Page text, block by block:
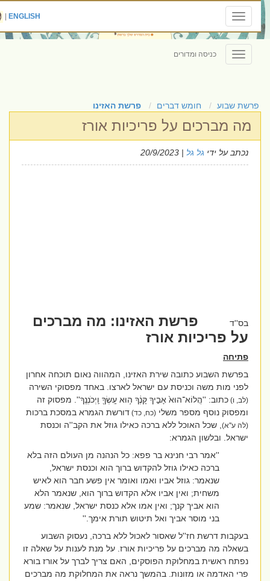
Toggle
navigation
ENGLISH
|
Toggle
navigation
כניסה ומדורים
פרשת שבוע חומש דברים פרשת האזינו
מה מברכים על פריכיות אורז
נכתב על ידיגל גל | 20/9/2023
בס''ד פרשת האזינו: מה מברכים
על פריכיות אורז
פתיחה
בפרשת השבוע כתובה שירת האזינו, המהווה נאום תוכחה אחרון
לפני מות משה וכניסת עם ישראל לארצו. באחד מפסוקי השירה
(לב, ו) כתוב: ''הֲלוֹא־הוּא֙ אָבִ֣יךָ קָּנֶ֔ךָ ה֥וּא עָֽשְׂךָ֖ וַֽיְכֹנְנֶֽךָ''. מפסוק זה
ומפסוק נוסף מספר משלי(כח, כד)דורשת הגמרא במסכת ברכות
(לה ע''א), שכל האוכל ללא ברכה כאילו גוזל את הקב''ה וכנסת
ישראל. ובלשון הגמרא:
''אמר רבי חנינא בר פפא: כל הנהנה מן העולם הזה בלא
ברכה כאילו גוזל להקדוש ברוך הוא וכנסת ישראל,
שנאמר: גוזל אביו ואמו ואומר אין פשע חבר הוא לאיש
משחית; ואין אביו אלא הקדוש ברוך הוא, שנאמר הלא
הוא אביך קנך; ואין אמו אלא כנסת ישראל, שנאמר: שמע
בני מוסר אביך ואל תיטוש תורת אימך.''
בעקבות דרשת חז''ל שאסור לאכול ללא ברכה, נעסוק השבוע
בשאלה מה מברכים על פריכיות אורז. על מנת לענות על שאלה זו
נפתח ראשית במחלוקת הפוסקים, האם צריך לברך על אורז בורא
פרי האדמה או מזונות. בהמשך נראה את המחלוקת מה מברכים